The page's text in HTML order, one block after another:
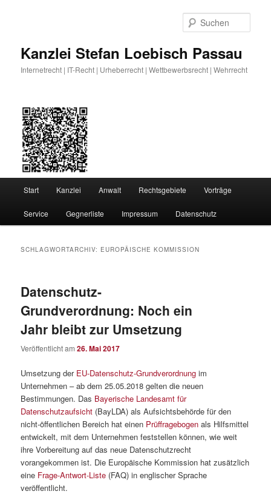
Kanzlei Stefan Loebisch Passau
Internetrecht | IT-Recht | Urheberrecht | Wettbewerbsrecht | Wehrrecht
Start Kanzlei Anwalt Rechtsgebiete Vorträge
Service Gegnerliste Impressum Datenschutz
SCHLAGWORTARCHIV: EUROPÄISCHE KOMMISSION
Datenschutz-
Grundverordnung: Noch ein
Jahr bleibt zur Umsetzung
Veröffentlicht am26. Mai 2017
Umsetzung der EU-Datenschutz-Grundverordnung im
Unternehmen – ab dem 25.05.2018 gelten die neuen
Bestimmungen. Das Bayerische Landesamt für
Datenschutzaufsicht (BayLDA) als Aufsichtsbehörde für den
nicht-öffentlichen Bereich hat einen Prüffragebogen als Hilfsmittel
entwickelt, mit dem Unternehmen feststellen können, wie weit
ihre Vorbereitung auf das neue Datenschutzrecht
vorangekommen ist. Die Europäische Kommission hat zusätzlich
eine Frage-Antwort-Liste (FAQ) in englischer Sprache
veröffentlicht.